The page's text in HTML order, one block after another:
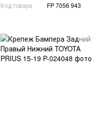
Код товара
FP 7056 943